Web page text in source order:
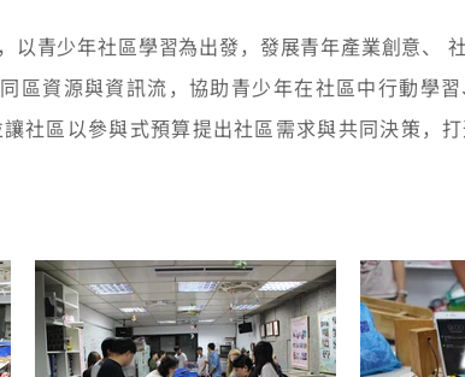
以青少年社區學習為出發，發展青年產業創意、
區資源與資訊流，協助青少年在社區中行動學
社區以參與式預算提出社區需求與共同決策，